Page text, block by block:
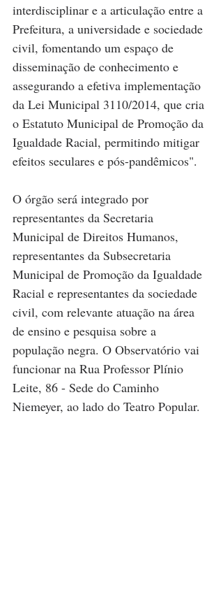
interdisciplinar e a articulação entre a
Prefeitura, a universidade e sociedade
civil, fomentando um espaço de
disseminação de conhecimento e
assegurando a efetiva implementação
da Lei Municipal 3110/2014, que cria
o Estatuto Municipal de Promoção da
Igualdade Racial, permitindo mitigar
efeitos seculares e pós-pandêmicos".
O órgão será integrado por
representantes da Secretaria
Municipal de Direitos Humanos,
representantes da Subsecretaria
Municipal de Promoção da Igualdade
Racial e representantes da sociedade
civil, com relevante atuação na área
de ensino e pesquisa sobre a
população negra. O Observatório vai
funcionar na Rua Professor Plínio
Leite, 86 - Sede do Caminho
Niemeyer, ao lado do Teatro Popular.